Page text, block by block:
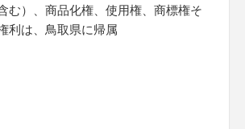
む）、商品化権、使用権、商標権そ
利は、鳥取県に帰属